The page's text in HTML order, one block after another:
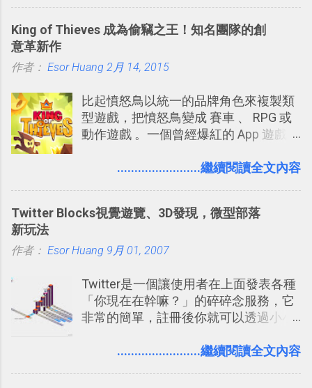
時帶來好心情，二方面事後就是最好的
享合作，讓彼此都能在手機上查看這次
片？而且最好能不花時間、立即拿到、
（或是沒有好的印表機），又不想跑照
提供了印照片的服務 ，而且價格不貴，
可以立即拿到，操作流程也十分簡單。
之前我在電腦玩物分享過：「 不需買印
方便教學 」。這篇文章則從印照片出
King of Thieves 成為偷竊之王！知名團隊的創
意革新作
作者： Esor Huang 2月 14, 2015
比起憤怒鳥以統一的品牌角色來複製類
型遊戲，把憤怒鳥變成 賽車 、 RPG 或
動作遊戲 。一個曾經爆紅的 App 遊戲開
次推出另外一個足以撼動市場，並且有
是另外一款非常知名系列作「 Cut the
ZeptoLab ，在玩了幾個割繩子變形後，
品：「 King of Thieves 」，這是一款
玩法與眾不同的 PVP 偷竊對戰遊戲 。
........................繼續閱讀全文內容
Twitter Blocks視覺遊覽、3D發現，微型部落
新玩法
作者： Esor Huang 9月 01, 2007
Twitter是一個讓使用者在上面發表各種
「你現在在幹嘛？」的碎碎念服務，它
非常的簡單，註冊後你就可以透過小小
文，你可以真的在上面說明你在做什
........................繼續閱讀全文內容